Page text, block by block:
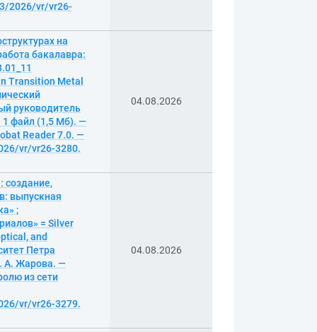
2026/vr/vr26-
на
бакалавра:
Transition Metal
руководитель
1 файл (1,5 Мб). —
Reader 7.0. —
vr/vr26-3280.
04.08.2026
создание,
выпускная
;
= Silver
and
Петра
А. Жарова. —
из сети
vr/vr26-3279.
04.08.2026